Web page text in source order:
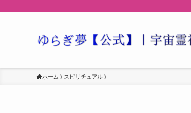
ホーム スピリチュアル